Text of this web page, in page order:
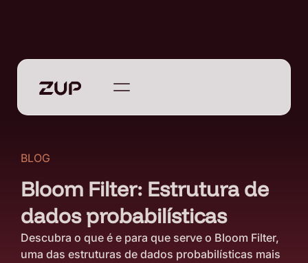
BLOG
Bloom Filter: Estrutura de
dados probabilísticas
Descubra o que é e para que serve o Bloom Filter,
uma das estruturas de dados probabilísticas mais